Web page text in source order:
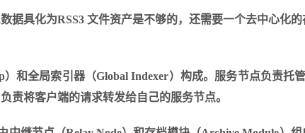
据具化为RSS3 文件资产是不够的，还需要一个去中心化的
和全局索引器（Global Indexer）构成。服务节点负责托管
责将客户端的请求转发给自己的服务节点。